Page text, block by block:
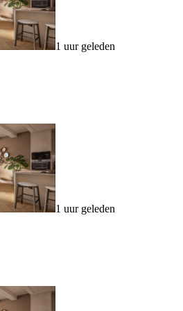
1 uur geleden
1 uur geleden